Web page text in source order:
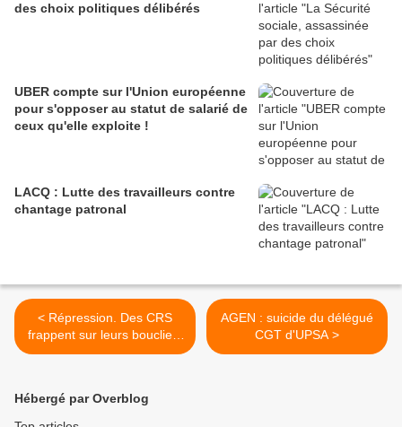
des choix politiques délibérés
UBER compte sur l'Union européenne
pour s'opposer au statut de salarié de
ceux qu'elle exploite !
LACQ : Lutte des travailleurs contre
chantage patronal
< Répression. Des CRS
frappent sur leurs boucliers
pour intimider les
AGEN : suicide du délégué
CGT d'UPSA >
Hébergé par Overblog